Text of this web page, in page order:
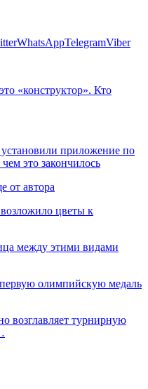
WhatsAppTelegramViber
«конструктор». Кто
приложение по
это закончилось
от автора
цветы к
между этими видами
олимпийскую медаль
возглавляет турнирную